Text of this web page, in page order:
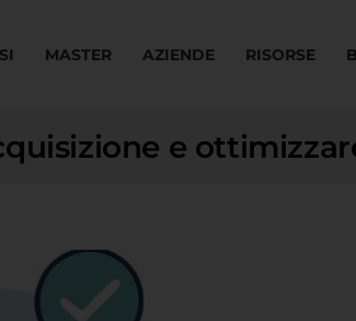
MASTER AZIENDE RISORSE
e